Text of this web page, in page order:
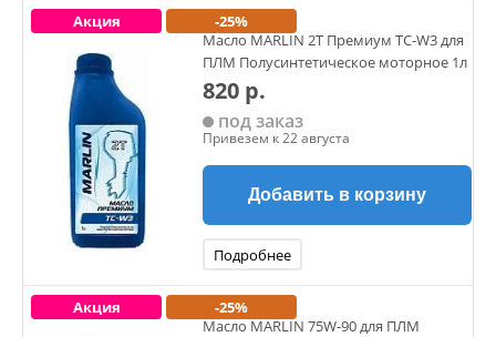
Акция
-25%
Масло MARLIN 2Т Премиум TC-W3 для
ПЛМ Полусинтетическое моторное 1л
820 р.
под заказ
Привезем к 22 августа
Добавить в корзину
Подробнее
Акция
-25%
Масло MARLIN 75W-90 для ПЛМ